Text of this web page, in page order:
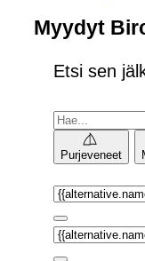
Myydyt
Etsi sen
Purjeveneet